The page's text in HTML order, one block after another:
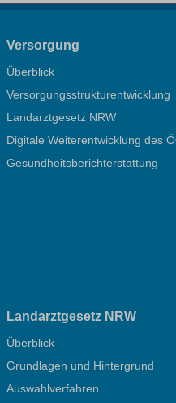
Versorgung
Überblick
Versorgungsstrukturentwicklung
Landarztgesetz NRW
Digitale Weiterentwicklung des
Gesundheitsberichterstattung
Landarztgesetz NRW
Überblick
Grundlagen und Hintergrund
Auswahlverfahren